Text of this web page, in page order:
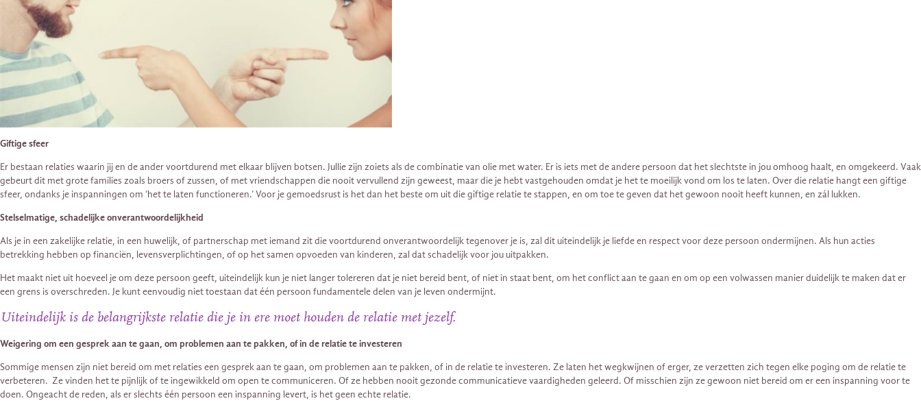
Giftige sfeer
Er bestaan relaties waarin jij en de ander voortdurend met elkaar blijven botsen. Jullie zijn zoiets als de combinatie van olie met water. Er is iets met de andere persoon dat het slechtste in jou omhoog haalt, en omgekeerd. Vaak
gebeurt dit met grote families zoals broers of zussen, of met vriendschappen die nooit vervullend zijn geweest, maar die je hebt vastgehouden omdat je het te moeilijk vond om los te laten. Over die relatie hangt een giftige
sfeer, ondanks je inspanningen om ‘het te laten functioneren.’ Voor je gemoedsrust is het dan het beste om uit die ​​giftige relatie te stappen, en om toe te geven dat het gewoon nooit heeft kunnen, en zál lukken.
Stelselmatige, schadelijke onverantwoordelijkheid
Als je in een zakelijke relatie, in een huwelijk, of partnerschap met iemand zit die voortdurend onverantwoordelijk tegenover je is, zal dit uiteindelijk je liefde en respect voor deze persoon ondermijnen. Als hun acties
betrekking hebben op financiën, levensverplichtingen, of op het samen opvoeden van kinderen, zal dat schadelijk voor jou uitpakken.
Het maakt niet uit hoeveel je om deze persoon geeft, uiteindelijk kun je niet langer tolereren dat je niet bereid bent, of niet in staat bent, om het conflict aan te gaan en om op een volwassen manier duidelijk te maken dat er
een grens is overschreden. Je kunt eenvoudig niet toestaan ​​dat één persoon fundamentele delen van je leven ondermijnt.
Uiteindelijk is de belangrijkste relatie die je in ere moet houden de relatie met jezelf.
Weigering om een gesprek aan te gaan, om problemen aan te pakken, of in de relatie te investeren
Sommige mensen zijn niet bereid om met relaties een gesprek aan te gaan, om problemen aan te pakken, of in de relatie te investeren. Ze laten het wegkwijnen of erger, ze verzetten zich tegen elke poging om de relatie te
verbeteren. Ze vinden het te pijnlijk of te ingewikkeld om open te communiceren. Of ze hebben nooit gezonde communicatieve vaardigheden geleerd. Of misschien zijn ze gewoon niet bereid om er een ​​inspanning voor te
doen. Ongeacht de reden, als er slechts één persoon een inspanning levert, is het geen echte relatie.